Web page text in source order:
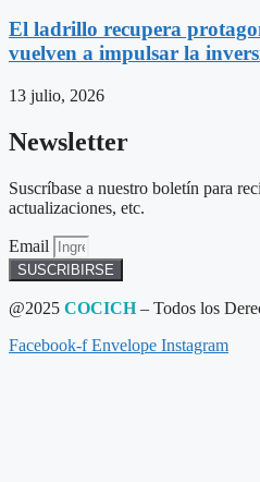
El ladrillo recupera
vuelven a impulsar la
13 julio, 2026
Newsletter
Suscríbase a nuestro boletín para
actualizaciones, etc.
Email
SUSCRIBIRSE
@2025 COCICH– Todos los
Facebook-f Envelope Instagram